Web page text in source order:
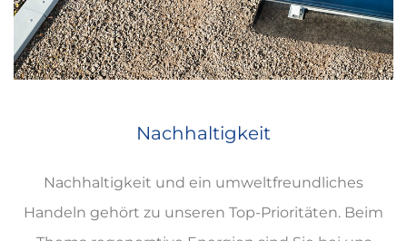
Nachhaltigkeit
Nachhaltigkeit und ein umweltfreundliches
Handeln gehört zu unseren Top-Prioritäten. Beim